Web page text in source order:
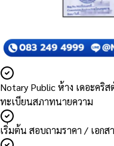
Notary Public ห้าง เดอะคริ
ทะเบียนสภาทนายความ
เริ่มต้น สอบถามราคา / เอกส